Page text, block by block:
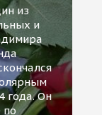
из
и
года. Он
по